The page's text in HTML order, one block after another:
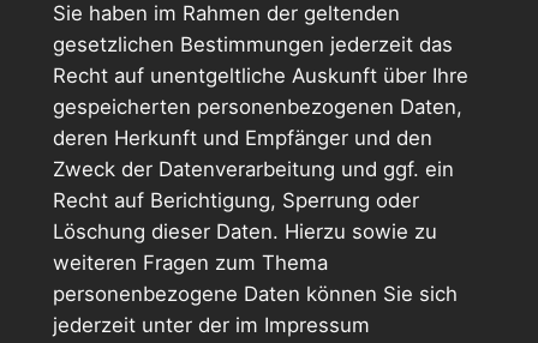
Sie haben im Rahmen der geltenden
gesetzlichen Bestimmungen jederzeit das
Recht auf unentgeltliche Auskunft über Ihre
gespeicherten personenbezogenen Daten,
deren Herkunft und Empfänger und den
Zweck der Datenverarbeitung und ggf. ein
Recht auf Berichtigung, Sperrung oder
Löschung dieser Daten. Hierzu sowie zu
weiteren Fragen zum Thema
personenbezogene Daten können Sie sich
jederzeit unter der im Impressum